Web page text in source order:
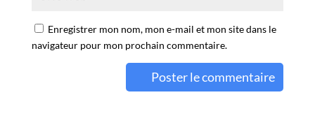
Enregistrer mon nom, mon e-mail et mon site dans le
navigateur pour mon prochain commentaire.